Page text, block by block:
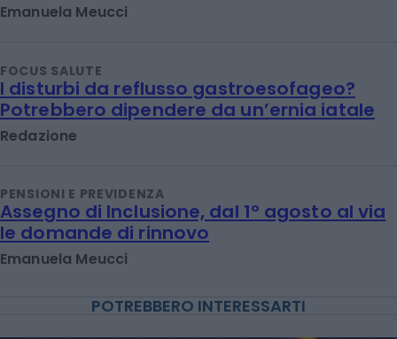
Emanuela Meucci
FOCUS SALUTE
I disturbi da reflusso gastroesofageo?
Potrebbero dipendere da un’ernia iatale
Redazione
PENSIONI E PREVIDENZA
Assegno di Inclusione, dal 1° agosto al via
le domande di rinnovo
Emanuela Meucci
POTREBBERO INTERESSARTI